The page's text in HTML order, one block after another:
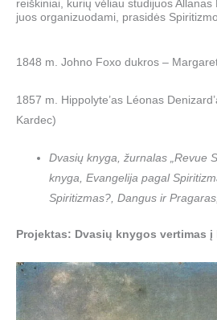
reiškiniai, kurių vėliau studijuos Allanas
juos organizuodami, prasidės
1848 m. Johno Foxo dukros –
1857 m. Hippolyte’as Léonas
Kardec)
Dvasių knyga, žurnalas „Revue
knyga, Evangelija pagal
Spiritizmas?, Dangus ir
Projektas: Dvasių knygos vertimas